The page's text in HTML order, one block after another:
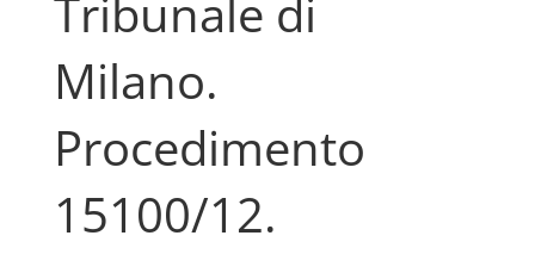
Tribunale di
Milano.
Procedimento
15100/12.